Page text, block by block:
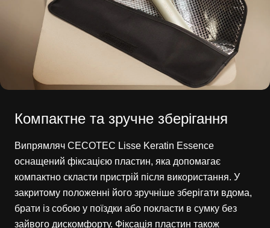
Компактне та зручне зберігання
Випрямляч CECOTEC Lisse Keratin Essence
оснащений фіксацією пластин, яка допомагає
компактно скласти пристрій після використання. У
закритому положенні його зручніше зберігати вдома,
брати із собою у поїздки або покласти в сумку без
зайвого дискомфорту. Фіксація пластин також